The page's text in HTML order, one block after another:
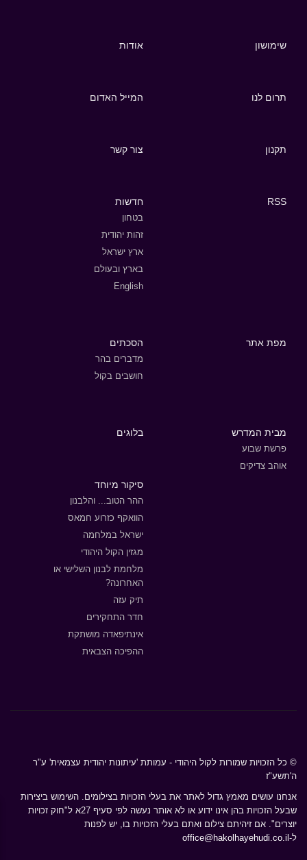
שימושון אודות
תרום לנו המייל האדום
תקנון צור קשר
RSS חדשות
בטחון
זהות יהודית
ארץ ישראל
בארץ ובעולם
English
מפת אתר הסכתים
מדברים בהר
חושבים בקול
מבית המדרש
פרשת שבוע
אוהב צדיקים
בלוגים
סיקור מיוחד
ההר הטוב... והלבנון
הוואקף כזרוע חמאס
ישראל במלחמה
מגזין הקול היהודי
מלחמת לבנון השלישי או
האחרונה?
תיק עזה
חדר התחקירים
אינתיפאדה מושתקת
ההפיכה הצבאית
© כל הזכויות שמורות לקול היהודי - עמותת 'עיתונות יהודית עצמאית' ע"ר
ה'תשע"ז
אנחנו עושים מאמץ גדול לאתר את בעלי הזכויות בצילומים. השימוש ביצירות
שבעל הזכויות בהן אינו ידוע או לא אותר נעשה לפי סעיף 27א ל"חוק זכויות
יוצרים". אם זיהיתם צילום ואתם בעלי הזכויות בו, יש לפנות
ל- office@hakolhayehudi.co.il